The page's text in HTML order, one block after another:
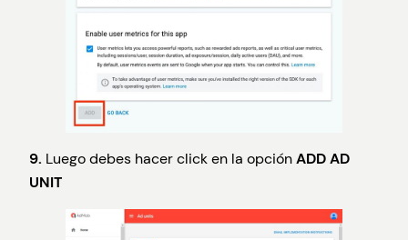
9. Luego debes hacer click en la opciónADD AD
UNIT